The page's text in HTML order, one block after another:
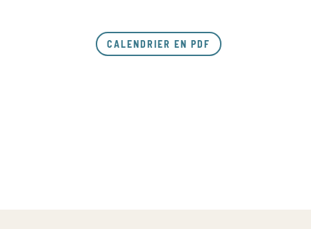
CALENDRIER EN PDF